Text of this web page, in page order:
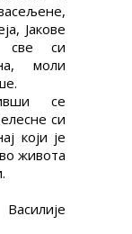
Јакове
све си
моли
се
си
који је
живота